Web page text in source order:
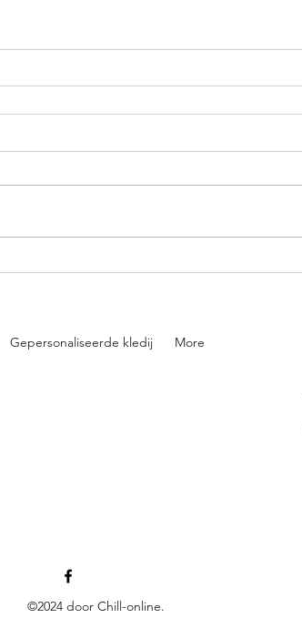
Gepersonaliseerde kledij More
©2024 door Chill-online.